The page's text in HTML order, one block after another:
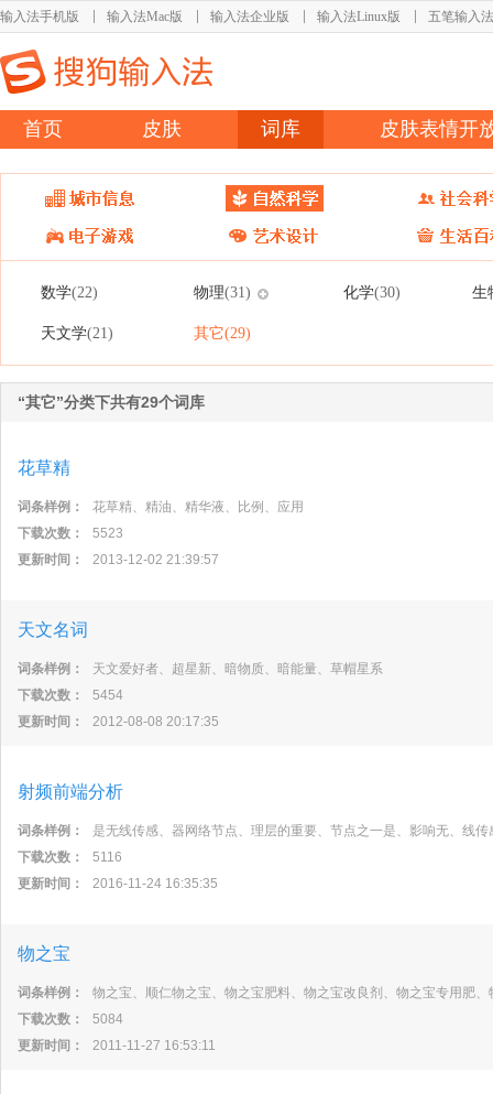
输入法手机版 输入法Mac版 输入法企业版 输入法Linux版 五笔输入法
首页 皮肤 词库 皮肤表情开
数学(22) 物理(31) 化学(30) 生
天文学(21) 其它(29)
“其它”分类下共有29个词库
花草精
词条样例：
花草精、精油、精华液、比例、应用
下载次数：
5523
更新时间：
2013-12-02 21:39:57
天文名词
词条样例：
天文爱好者、超星新、暗物质、暗能量、草帽星系
下载次数：
5454
更新时间：
2012-08-08 20:17:35
射频前端分析
词条样例：
是无线传感、器网络节点、理层的重要、节点之一是、影响无、线
下载次数：
5116
更新时间：
2016-11-24 16:35:35
物之宝
词条样例：
物之宝、顺仁物之宝、物之宝肥料、物之宝改良剂、物之宝专用肥、
下载次数：
5084
更新时间：
2011-11-27 16:53:11